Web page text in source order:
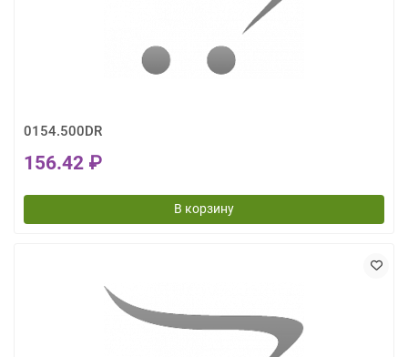
0154.500DR
156.42 ₽
В корзину